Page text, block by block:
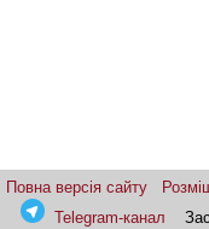
Повна версія сайту
Telegram-канал